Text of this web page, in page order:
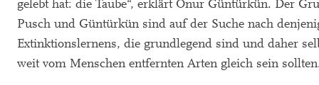
gelebt hat: die Taube“, erklärt Onur Güntürkün. Der
Pusch und Güntürkün sind auf der Suche nach
Extinktionslernens, die grundlegend sind und daher
weit vom Menschen entfernten Arten gleich sein